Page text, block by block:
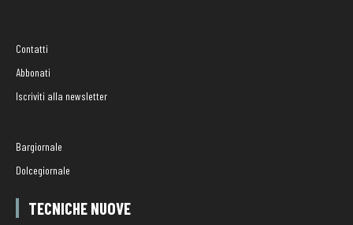
Contatti
Abbonati
Iscriviti alla newsletter
Bargiornale
Dolcegiornale
TECNICHE NUOVE